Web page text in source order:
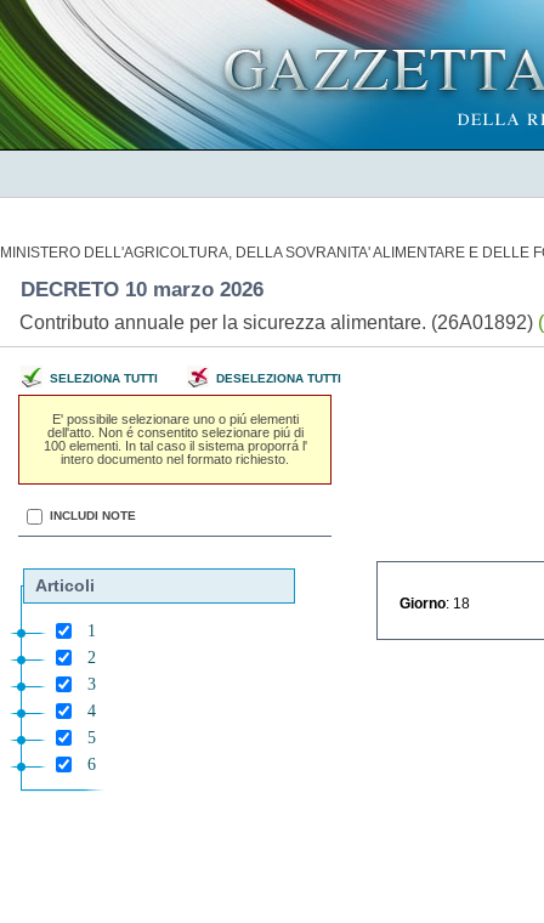
MINISTERO DELL'AGRICOLTURA, DELLA SOVRANITA' ALIMENTARE E DELLE
DECRETO 10 marzo 2026
Contributo annuale per la sicurezza alimentare. (26A01892)
SELEZIONA TUTTI DESELEZIONA TUTTI
E' possibile selezionare uno o piú elementi
dell'atto. Non é consentito selezionare piú di
100 elementi. In tal caso il sistema proporrá l'
intero documento nel formato richiesto.
INCLUDI NOTE
Articoli
1
2
3
4
5
6
Giorno : 18